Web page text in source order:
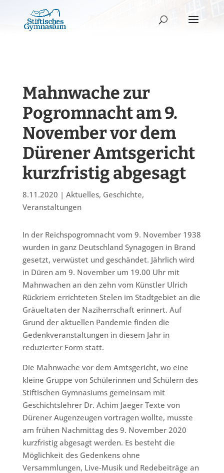
Mahnwache zur
Pogromnacht am 9.
November vor dem
Dürener Amtsgericht
kurzfristig abgesagt
8.11.2020 | Aktuelles, Geschichte,
Veranstaltungen
In der Reichspogromnacht vom 9. November 1938
wurden in ganz Deutschland Synagogen in Brand
gesetzt, verwüstet und geschändet. Jährlich wird
in Düren am 9. November um 19.00 Uhr mit
Mahnwachen an den zehn vom Künstler Ulrich
Rückriem errichteten Stelen im Stadtgebiet an die
Gräueltaten der Naziherrschaft erinnert. Auf
Grund der aktuellen Pandemie finden die
Gedenkveranstaltungen in diesem Jahr in
reduzierter Form statt.
Die Mahnwache vor dem Amtsgericht, wo eine
kleine Gruppe von Schülerinnen und Schülern des
Stiftischen Gymnasiums gemeinsam mit
Geschichtslehrer Dr. Achim Jaeger Texte von
Dürener Augenzeugen vortragen wollte, musste
am frühen Nachmittag des 9. November 2020
kurzfristig abgesagt werden. Es besteht die
Möglichkeit des Gedenkens ohne
Versammlungen, Live-Musik und Redebeiträge an